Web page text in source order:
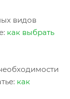
видов
как выбрать
как